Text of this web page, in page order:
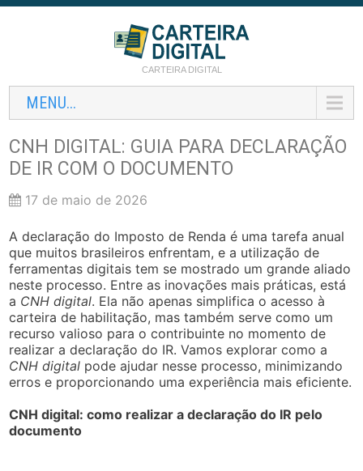
CARTEIRA DIGITAL
MENU...
CNH DIGITAL: GUIA PARA DECLARAÇÃO
DE IR COM O DOCUMENTO
17 de maio de 2026
A declaração do Imposto de Renda é uma tarefa anual
que muitos brasileiros enfrentam, e a utilização de
ferramentas digitais tem se mostrado um grande aliado
neste processo. Entre as inovações mais práticas, está
a CNH digital. Ela não apenas simplifica o acesso à
carteira de habilitação, mas também serve como um
recurso valioso para o contribuinte no momento de
realizar a declaração do IR. Vamos explorar como a
CNH digital pode ajudar nesse processo, minimizando
erros e proporcionando uma experiência mais eficiente.
CNH digital: como realizar a declaração do IR pelo
documento